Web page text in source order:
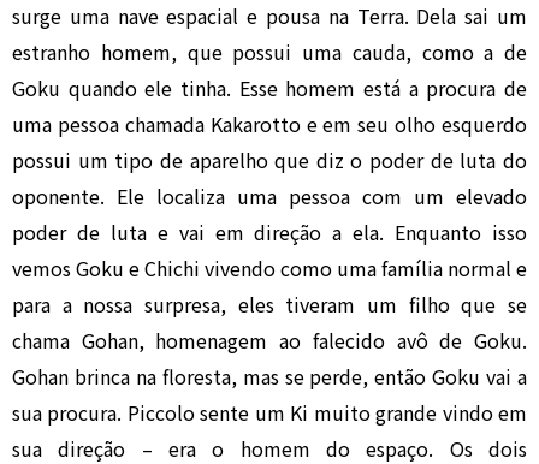
surge uma nave espacial e pousa na Terra. Dela sai um
estranho homem, que possui uma cauda, como a de
Goku quando ele tinha. Esse homem está a procura de
uma pessoa chamada Kakarotto e em seu olho esquerdo
possui um tipo de aparelho que diz o poder de luta do
oponente. Ele localiza uma pessoa com um elevado
poder de luta e vai em direção a ela. Enquanto isso
vemos Goku e Chichi vivendo como uma família normal e
para a nossa surpresa, eles tiveram um filho que se
chama Gohan, homenagem ao falecido avô de Goku.
Gohan brinca na floresta, mas se perde, então Goku vai a
sua procura. Piccolo sente um Ki muito grande vindo em
sua direção – era o homem do espaço. Os dois